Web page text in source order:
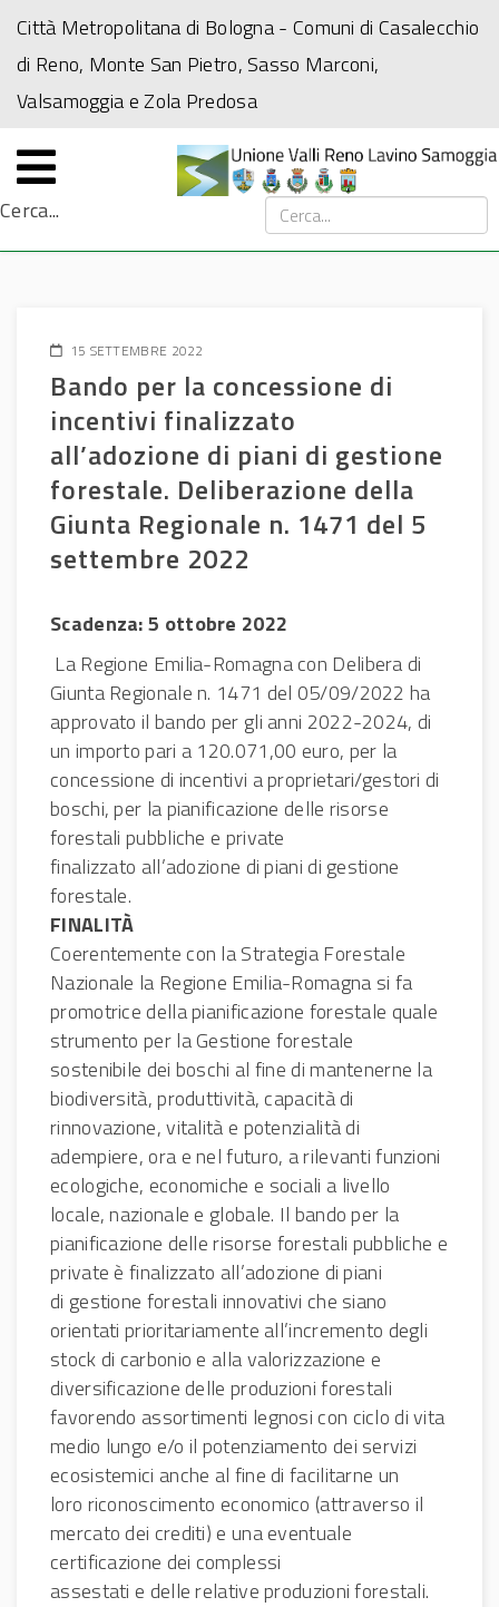
Città Metropolitana di Bologna- Comuni di Casalecchio
di Reno, Monte San Pietro, Sasso Marconi,
Valsamoggia e Zola Predosa
Cerca...
15 SETTEMBRE 2022
Bando per la concessione di
incentivi finalizzato
all’adozione di piani di gestione
forestale. Deliberazione della
Giunta Regionale n. 1471 del 5
settembre 2022
Scadenza: 5 ottobre 2022
La Regione Emilia-Romagna con Delibera di
Giunta Regionale n. 1471 del 05/09/2022 ha
approvato il bando per gli anni 2022-2024, di
un importo pari a 120.071,00 euro, per la
concessione di incentivi a proprietari/gestori di
boschi, per la pianificazione delle risorse
forestali pubbliche e private
finalizzato all’adozione di piani di gestione
forestale.
FINALITÀ
Coerentemente con la Strategia Forestale
Nazionale la Regione Emilia-Romagna si fa
promotrice della pianificazione forestale quale
strumento per la Gestione forestale
sostenibile dei boschi al fine di mantenerne la
biodiversità, produttività, capacità di
rinnovazione, vitalità e potenzialità di
adempiere, ora e nel futuro, a rilevanti funzioni
ecologiche, economiche e sociali a livello
locale, nazionale e globale. Il bando per la
pianificazione delle risorse forestali pubbliche e
private è finalizzato all’adozione di piani
di gestione forestali innovativi che siano
orientati prioritariamente all’incremento degli
stock di carbonio e alla valorizzazione e
diversificazione delle produzioni forestali
favorendo assortimenti legnosi con ciclo di vita
medio lungo e/o il potenziamento dei servizi
ecosistemici anche al fine di facilitarne un
loro riconoscimento economico (attraverso il
mercato dei crediti) e una eventuale
certificazione dei complessi
assestati e delle relative produzioni forestali.